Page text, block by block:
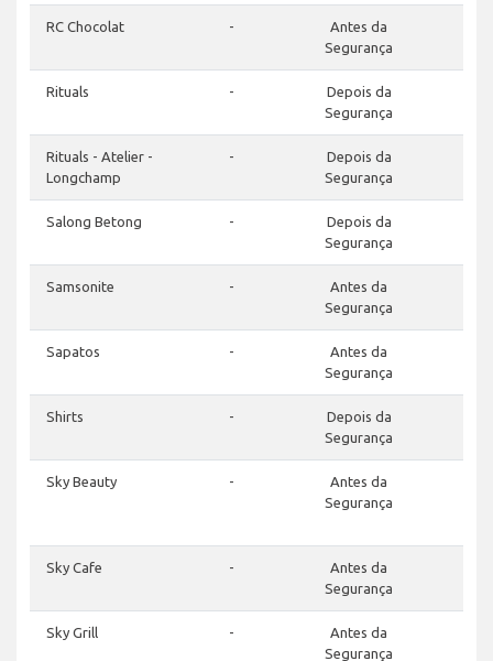
RC Chocolat -
Antes da
Segurança
Rituals -
Depois da
Segurança
Rituals - Atelier -
Longchamp
-
Depois da
Segurança
Salong Betong -
Depois da
Segurança
Samsonite -
Antes da
Segurança
Sapatos -
Antes da
Segurança
Shirts -
Depois da
Segurança
Sky Beauty -
Antes da
Segurança
Sky Cafe -
Antes da
Segurança
Sky Grill -
Antes da
Segurança